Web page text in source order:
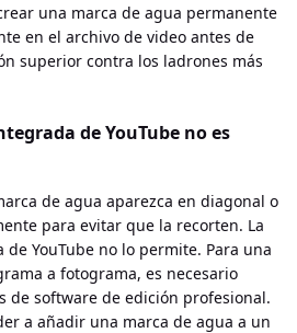
una marca de agua permanente
en el archivo de video antes de
superior contra los ladrones más
de YouTube no es
de agua aparezca en diagonal o
para evitar que la recorten. La
YouTube no lo permite. Para una
a fotograma, es necesario
de software de edición profesional.
a añadir una marca de agua a un